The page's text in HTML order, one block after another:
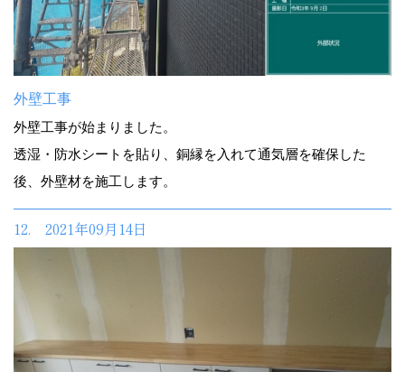
外壁工事
外壁工事が始まりました。
透湿・防水シートを貼り、銅縁を入れて通気層を確保した
後、外壁材を施工します。
12. 2021年09月14日